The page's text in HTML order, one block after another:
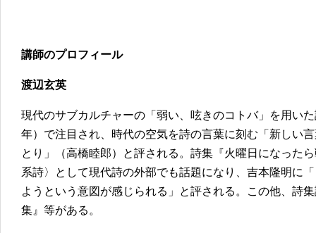
講師のプロフィール
渡辺玄英
現代のサブカルチャーの「弱い、呟きのコトバ」を用い
年）で注目され、時代の空気を詩の言葉に刻む「新しい
とり」（高橋睦郎）と評される。詩集『火曜日になった
系詩〉として現代詩の外部でも話題になり、吉本隆明に
ようという意図が感じられる」と評される。この他、詩
集』等がある。